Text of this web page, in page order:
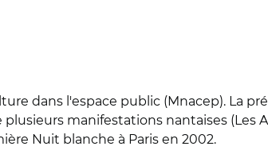
dans l'espace public (Mnacep). La
manifestations nantaises (Les
Nuit blanche à Paris en 2002.